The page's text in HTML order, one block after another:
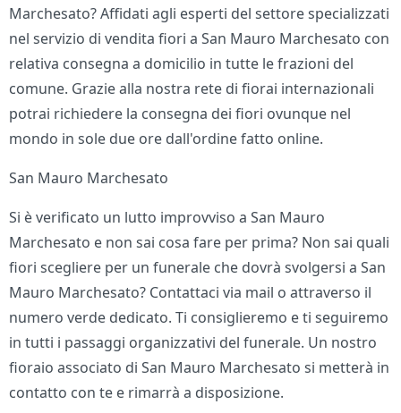
Marchesato? Affidati agli esperti del settore specializzati
nel servizio di vendita fiori a San Mauro Marchesato con
relativa consegna a domicilio in tutte le frazioni del
comune. Grazie alla nostra rete di fiorai internazionali
potrai richiedere la consegna dei fiori ovunque nel
mondo in sole due ore dall'ordine fatto online.
San Mauro Marchesato
Si è verificato un lutto improvviso a San Mauro
Marchesato e non sai cosa fare per prima? Non sai quali
fiori scegliere per un funerale che dovrà svolgersi a San
Mauro Marchesato? Contattaci via mail o attraverso il
numero verde dedicato. Ti consiglieremo e ti seguiremo
in tutti i passaggi organizzativi del funerale. Un nostro
fioraio associato di San Mauro Marchesato si metterà in
contatto con te e rimarrà a disposizione.